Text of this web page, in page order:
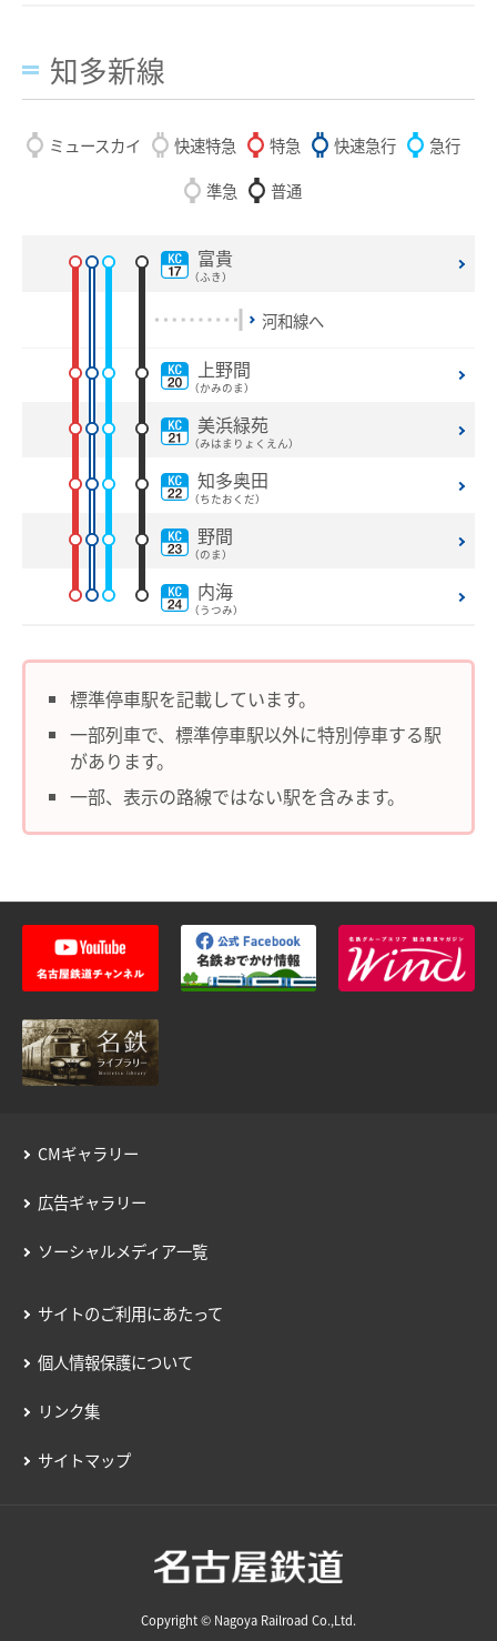
ハイキング・巡拝
よくあるご質問
サステナビリティ
採用情報
manaca
manacaトップ
manacaの種類
manacaを買う
manaca取扱窓口
ご利用いただけるエリア
バスで使う
バスでの使い方
バスの運賃計算
鉄道・バス共通情報
manacaマイレージポイント
名鉄ミューズポイント
法人・店舗のお客様
名鉄グループ
知多新線
ミュースカイ 快速特急 特急 快速急行
急行
準急
普通
富貴
（ふき）
河和線へ
上野間
（かみのま）
美浜緑苑
（みはまりょくえん）
知多奥田
（ちたおくだ）
野間
（のま）
内海
（うつみ）
標準停車駅を記載しています。
一部列車で、標準停車駅以外に特別停車する駅
があります。
一部、表示の路線ではない駅を含みます。
CMギャラリー
広告ギャラリー
ソーシャルメディア一覧
サイトのご利用にあたって
個人情報保護について
リンク集
サイトマップ
Copyright © Nagoya Railroad Co.,Ltd.